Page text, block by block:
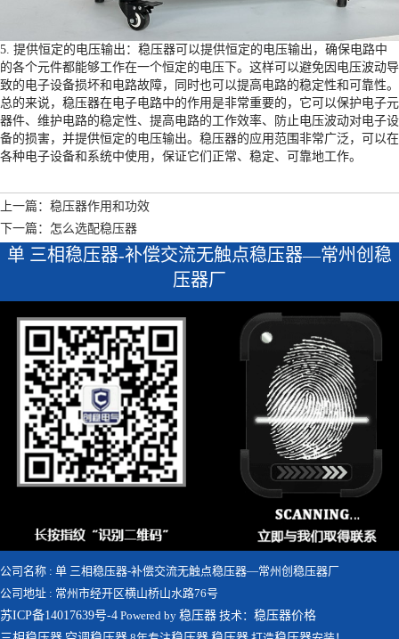
5. 提供恒定的电压输出：稳压器可以提供恒定的电压输出，确保电路中
的各个元件都能够工作在一个恒定的电压下。这样可以避免因电压波动导
致的电子设备损坏和电路故障，同时也可以提高电路的稳定性和可靠性。
总的来说，稳压器在电子电路中的作用是非常重要的，它可以保护电子元
器件、维护电路的稳定性、提高电路的工作效率、防止电压波动对电子设
备的损害，并提供恒定的电压输出。稳压器的应用范围非常广泛，可以在
各种电子设备和系统中使用，保证它们正常、稳定、可靠地工作。
上一篇：稳压器作用和功效
下一篇：怎么选配稳压器
单 三相稳压器-补偿交流无触点稳压器—常州创稳
压器厂
公司名称 : 单 三相稳压器-补偿交流无触点稳压器—常州创稳压器厂
公司地址 : 常州市经开区横山桥山水路76号
苏ICP备14017639号-4 Powered by 稳压器 技术： 稳压器价格